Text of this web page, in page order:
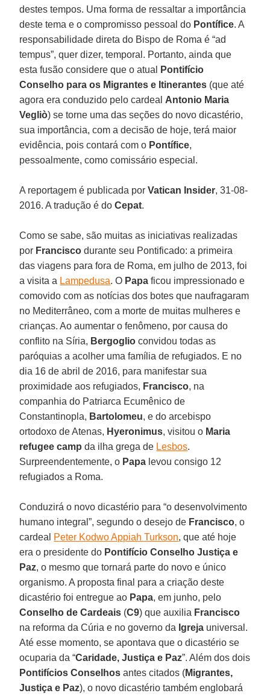
destes tempos. Uma forma de ressaltar a importância
deste tema e o compromisso pessoal do Pontífice. A
responsabilidade direta do Bispo de Roma é “ad
tempus”, quer dizer, temporal. Portanto, ainda que
esta fusão considere que o atual
Pontifício
Conselho para os Migrantes e Itinerantes (que até
agora era conduzido pelo cardeal Antonio Maria
Vegliò) se torne uma das seções do novo dicastério,
sua importância, com a decisão de hoje, terá maior
evidência, pois contará com o Pontífice,
pessoalmente, como comissário especial.
A reportagem é publicada porVatican Insider, 31-08-
2016. A tradução é doCepat.
Como se sabe, são muitas as iniciativas realizadas
por Francisco durante seu Pontificado: a primeira
das viagens para fora de Roma, em julho de 2013, foi
a visita a Lampedusa. O Papa ficou impressionado e
comovido com as notícias dos botes que naufragaram
no Mediterrâneo, com a morte de muitas mulheres e
crianças. Ao aumentar o fenômeno, por causa do
conflito na Síria, Bergoglio convidou todas as
paróquias a acolher uma família de refugiados. E no
dia 16 de abril de 2016, para manifestar sua
proximidade aos refugiados, Francisco, na
companhia do Patriarca Ecumênico de
Constantinopla, Bartolomeu, e do arcebispo
ortodoxo de Atenas, Hyeronimus, visitou o Maria
refugee camp da ilha grega de Lesbos.
Surpreendentemente, o Papa levou consigo 12
refugiados a Roma.
Conduzirá o novo dicastério para “o desenvolvimento
humano integral”, segundo o desejo de Francisco, o
cardeal Peter Kodwo Appiah Turkson, que até hoje
era o presidente do Pontifício Conselho Justiça e
Paz, o mesmo que tornará parte do novo e único
organismo. A proposta final para a criação deste
dicastério foi entregue ao Papa, em junho, pelo
Conselho de Cardeais (C9) que auxilia Francisco
na reforma da Cúria e no governo da Igreja universal.
Até esse momento, se apontava que o dicastério se
ocuparia da “Caridade, Justiça e Paz”. Além dos dois
Pontifícios Conselhos antes citados (Migrantes,
Justiça e Paz), o novo dicastério também englobará